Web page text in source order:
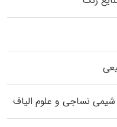
نساجی و علوم الیاف